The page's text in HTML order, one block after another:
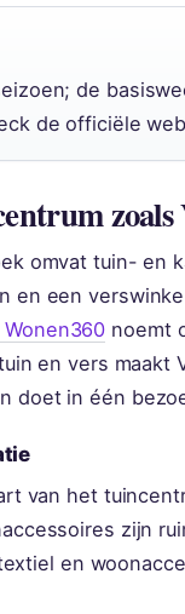
de
de officiële
zoals
omvat tuin- en
en een
noemt
en vers maakt
doet in één
van het
zijn
en